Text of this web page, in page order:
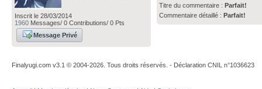
Inscrit le 28/03/2014
1960 Messages/ 0 Contributions/ 0 Pts
Message Privé
Titre du commentaire :Parfait!
Commentaire détaillé :Parfait!
Finalyugi.com v3.1 © 2004-2026. Tous droits réservés. - Déclaration CNIL n°1036623